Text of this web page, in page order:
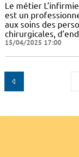
Le métier
est un
aux soins des
chirurgicales,
15/04/2025 17:00